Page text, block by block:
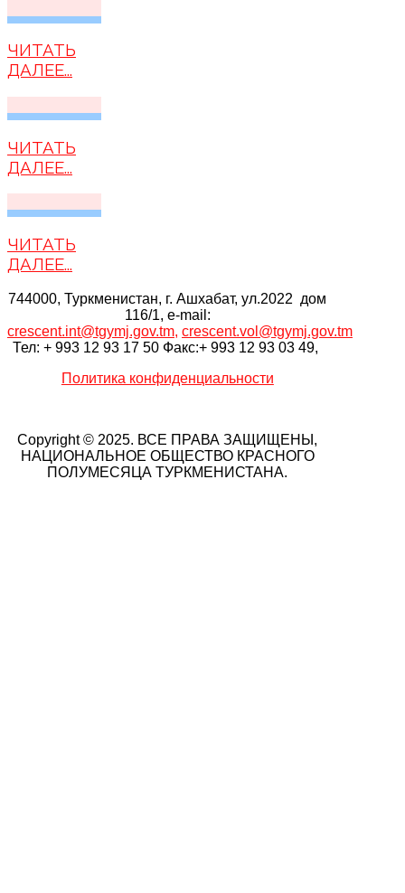
ЧИТАТЬ
ДАЛЕЕ...
ЧИТАТЬ
ДАЛЕЕ...
ЧИТАТЬ
ДАЛЕЕ...
744000, Туркменистан, г. Ашхабат, ул.2022 дом
116/1, e-mail:
crescent.int@tgymj.gov.tm, crescent.vol@tgymj.gov.tm
Тел: + 993 12 93 17 50 Факс:+ 993 12 93 03 49,
Политика конфиденциальности
Copyright © 2025. ВСЕ ПРАВА ЗАЩИЩЕНЫ,
НАЦИОНАЛЬНОЕ ОБЩЕСТВО КРАСНОГО
ПОЛУМЕСЯЦА ТУРКМЕНИСТАНА.